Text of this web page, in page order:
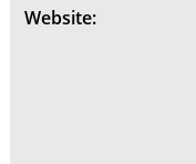
Website: